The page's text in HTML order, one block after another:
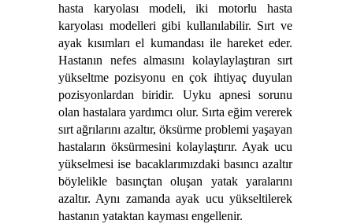
hasta karyolası modeli, iki motorlu hasta
karyolası modelleri gibi kullanılabilir. Sırt ve
ayak kısımları el kumandası ile hareket eder.
Hastanın nefes almasını kolaylaylaştıran sırt
yükseltme pozisyonu en çok ihtiyaç duyulan
pozisyonlardan biridir. Uyku apnesi sorunu
olan hastalara yardımcı olur. Sırta eğim vererek
sırt ağrılarını azaltır, öksürme problemi yaşayan
hastaların öksürmesini kolaylaştırır. Ayak ucu
yükselmesi ise bacaklarımızdaki basıncı azaltır
böylelikle basınçtan oluşan yatak yaralarını
azaltır. Aynı zamanda ayak ucu yükseltilerek
hastanın yataktan kayması engellenir.